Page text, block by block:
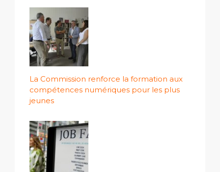
La Commission renforce la formation aux
compétences numériques pour les plus
jeunes